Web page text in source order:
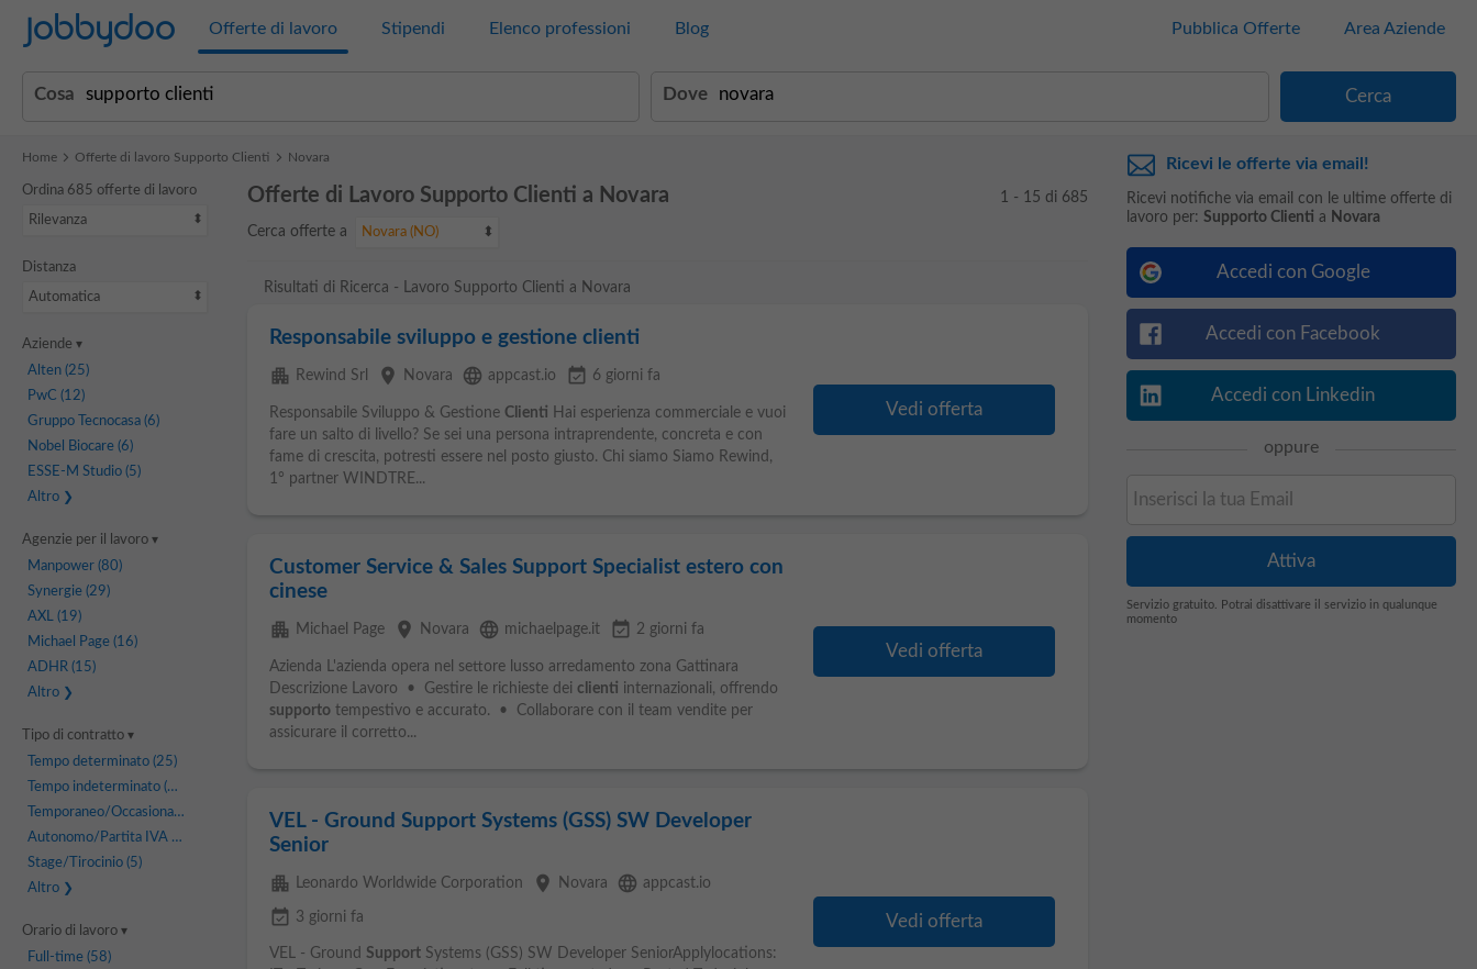
Jobbydoo Offerte di lavoro Stipendi Elenco professioni Blog Pubblica Offerte Area Aziende
Cosa Dove
Home Offerte di lavoro Supporto Clienti Novara
Ordina 685 offerte di lavoro
Rilevanza
Distanza
Automatica
Aziende
Alten(25)
PwC (12)
Gruppo Tecnocasa(6)
Nobel Biocare(6)
ESSE-M Studio(5)
Altro
Agenzie per il lavoro
Manpower(80)
Synergie(29)
AXL(19)
Michael Page(16)
ADHR(15)
Altro
Tipo di contratto
Tempo determinato(25)
Tempo indeterminato(25)
Temporaneo/Occasionale
Autonomo/Partita IVA(10)
Stage/Tirocinio(5)
Altro
Orario di lavoro
Full-time(58)
Offerte di Lavoro Supporto Clienti a Novara
Cerca offerte a Novara (NO)
1 - 15 di 685
Risultati di Ricerca - Lavoro Supporto Clienti a Novara
Responsabile sviluppo e gestione clienti
apartment Rewind Srl place Novara language appcast.io event_available 6 giorni fa
Responsabile Sviluppo & Gestione Clienti Hai esperienza commerciale e vuoi
fare un salto di livello? Se sei una persona intraprendente, concreta e con
fame di crescita, potresti essere nel posto giusto. Chi siamo Siamo Rewind,
1° partner WINDTRE...
Vedi offerta
Customer Service & Sales Support Specialist estero con
cinese
apartment Michael Page place Novara language michaelpage.it event_available 2 giorni fa
Azienda L'azienda opera nel settore lusso arredamento zona Gattinara
Descrizione Lavoro • Gestire le richieste dei clienti internazionali, offrendo
supportotempestivo e accurato. • Collaborare con il team vendite per
assicurare il corretto...
Vedi offerta
VEL - Ground Support Systems (GSS) SW Developer
Senior
apartment Leonardo Worldwide Corporation place Novara language appcast.io
event_available 3 giorni fa
VEL - Ground SupportSystems (GSS) SW Developer SeniorApplylocations:
Vedi offerta
Ricevi le offerte via email!
Ricevi notifiche via email con le ultime offerte di
lavoro per: Supporto Clienti a Novara
Accedi con Google
Accedi con Facebook
Accedi con Linkedin
oppure
Servizio gratuito. Potrai disattivare il servizio in qualunque
momento